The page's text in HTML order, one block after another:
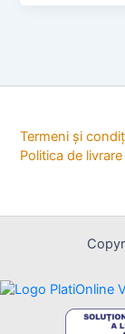
Termeni și
Politica de